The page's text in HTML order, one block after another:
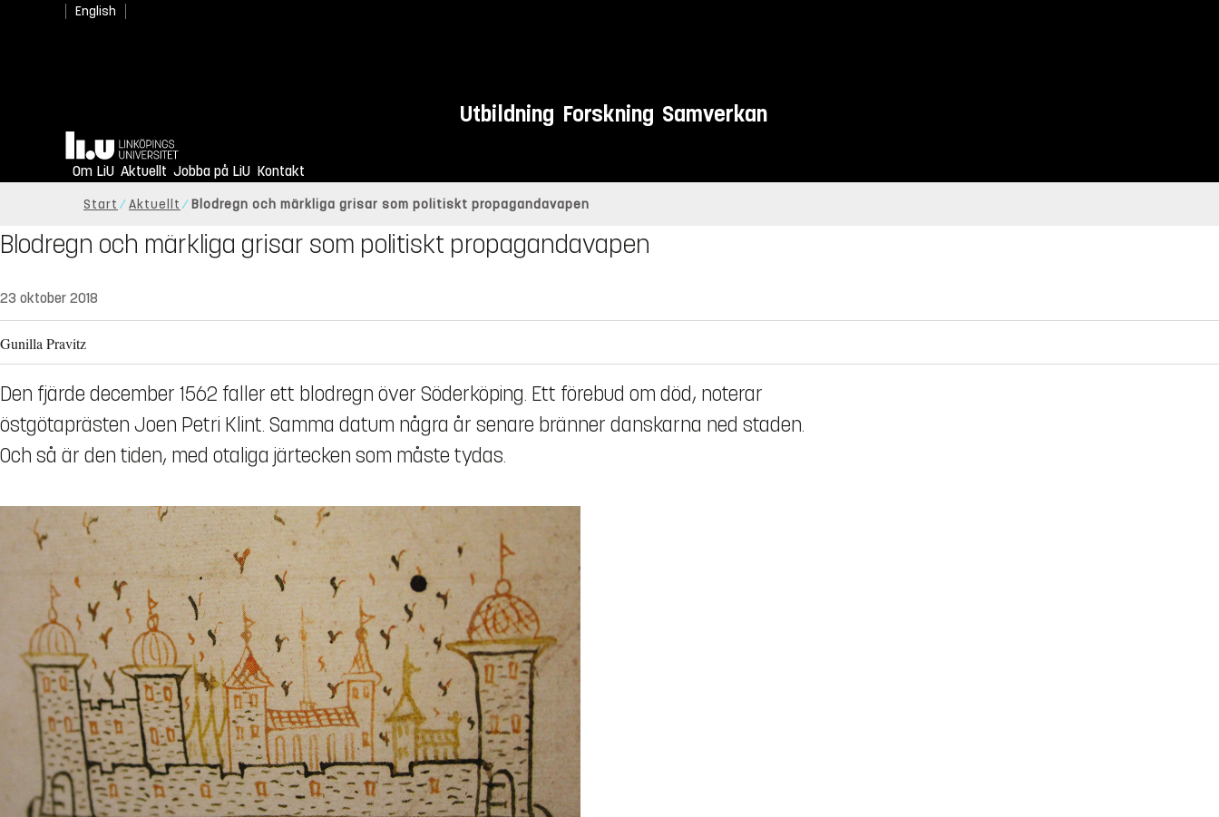
English
Utbildning Forskning Samverkan
Hem
Om LiU Aktuellt Jobba på LiU Kontakt
Start Aktuellt Blodregn och märkliga grisar som politiskt propagandavapen
Blodregn och märkliga grisar som politiskt propagandavapen
23 oktober 2018
Gunilla Pravitz
Den fjärde december 1562 faller ett blodregn över Söderköping. Ett förebud om död, noterar
östgötaprästen Joen Petri Klint. Samma datum några år senare bränner danskarna ned staden.
Och så är den tiden, med otaliga järtecken som måste tydas.